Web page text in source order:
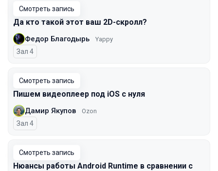
Смотреть запись
Да кто такой этот ваш 2D-скролл?
Федор Благодырь Yappy
Зал 4
Смотреть запись
Пишем видеоплеер под iOS с нуля
Дамир Якупов Ozon
Зал 4
Смотреть запись
Нюансы работы Android Runtime в сравнении с